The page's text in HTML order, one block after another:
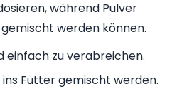
während Pulver
werden können.
einfach zu verabreichen.
ins Futter gemischt werden.